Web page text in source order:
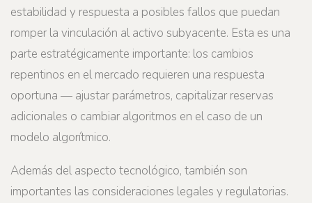
estabilidad y respuesta a posibles fallos que puedan
romper la vinculación al activo subyacente. Esta es una
parte estratégicamente importante: los cambios
repentinos en el mercado requieren una respuesta
oportuna — ajustar parámetros, capitalizar reservas
adicionales o cambiar algoritmos en el caso de un
modelo algorítmico.
Además del aspecto tecnológico, también son
importantes las consideraciones legales y regulatorias.